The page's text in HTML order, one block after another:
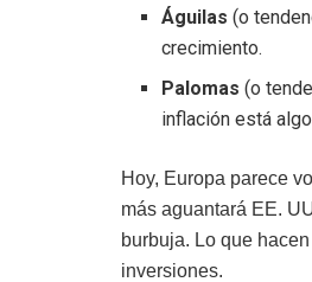
Águilas (o
crecimiento.
Palomas (o
inflación está
Hoy, Europa parece
más aguantará EE.
burbuja. Lo que
inversiones.